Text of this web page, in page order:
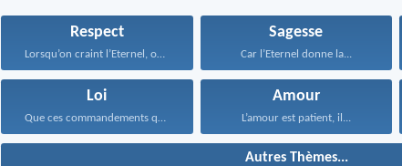
Respect
Lorsqu’on craint l’Eternel, on...
Sagesse
Car l’Eternel donne la...
Loi
Que ces commandements que...
Amour
L’amour est patient, il...
Autres Thèmes...